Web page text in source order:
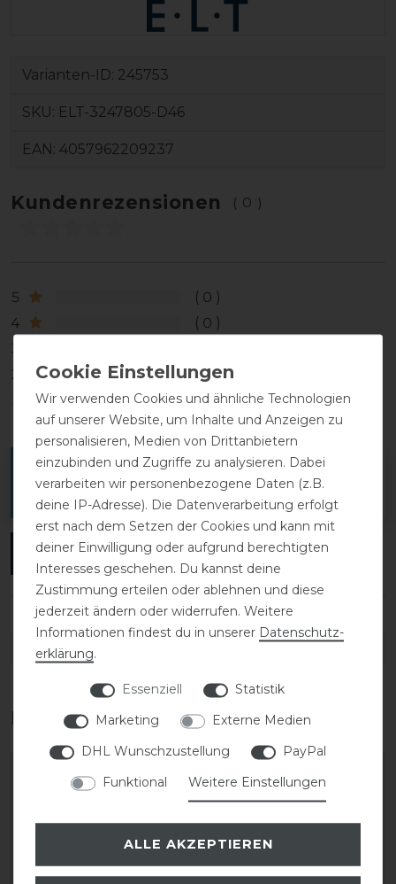
Varianten-ID: 245753
SKU: ELT-3247805-D46
EAN: 4057962209237
Kundenrezensionen (0)
5
0
4
0
3
2
0
1
0
Melde dich an, um eine Kundenrezension zu
ANMELDEN
DETAILS ZUR PRODUKTSICHERHEIT
Das perfekte Zubehör für dich
Wir verwenden Cookies und ähnliche Technologien
auf unserer Website, um Inhalte und Anzeigen zu
personalisieren, Medien von Drittanbietern
einzubinden und Zugriffe zu analysieren. Dabei
verarbeiten wir personenbezogene Daten (z.B.
deine IP-Adresse). Die Datenverarbeitung erfolgt
erst nach dem Setzen der Cookies und kann mit
deiner Einwilligung oder aufgrund berechtigten
Interesses geschehen. Du kannst deine
Zustimmung erteilen oder ablehnen und diese
jederzeit ändern oder widerrufen. Weitere
Informationen findest du in unserer Daten­schutz­
erklärung.
Essenziell
Statistik
Marketing
Externe Medien
DHL Wunschzustellung
PayPal
Funktional
Weitere Einstellungen
ALLE AKZEPTIEREN